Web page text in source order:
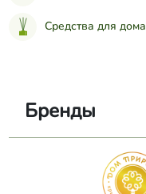
Средства для дома
Бренды